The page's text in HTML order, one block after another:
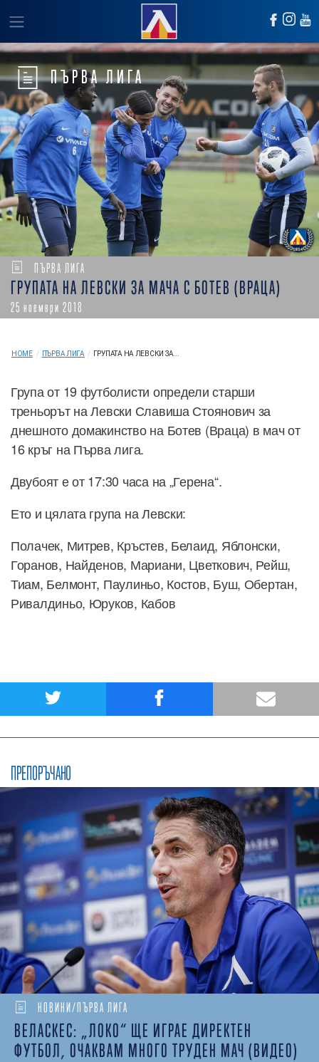
ПЪРВА ЛИГА
ПЪРВА ЛИГА
ГРУПАТА НА ЛЕВСКИ ЗА МАЧА С БОТЕВ (ВРАЦА)
25 ноември 2018
HOME / ПЪРВА ЛИГА / ГРУПАТА НА ЛЕВСКИ ЗА...
Група от 19 футболисти определи старши
треньорът на Левски Славиша Стоянович за
днешното домакинство на Ботев (Враца) в мач от
16 кръг на Първа лига.
Двубоят е от 17:30 часа на „Герена“.
Ето и цялата група на Левски:
Полачек, Митрев, Кръстев, Белаид, Яблонски,
Горанов, Найденов, Мариани, Цветкович, Рейш,
Тиам, Белмонт, Паулиньо, Костов, Буш, Обертан,
Ривалдиньо, Юруков, Кабов
ПРЕПОРЪЧАНО
НОВИНИ/ПЪРВА ЛИГА
ВЕЛАСКЕС: „ЛОКО“ ЩЕ ИГРАЕ ДИРЕКТЕН
ФУТБОЛ, ОЧАКВАМ МНОГО ТРУДЕН МАЧ (ВИДЕО)